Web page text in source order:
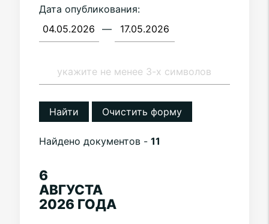
Дата опубликования:
—
Найти Очистить форму
Найдено документов - 11
6
АВГУСТА
2026 ГОДА